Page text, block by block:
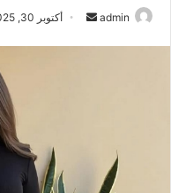
admin
أرسل أكتوبر 30, 2025